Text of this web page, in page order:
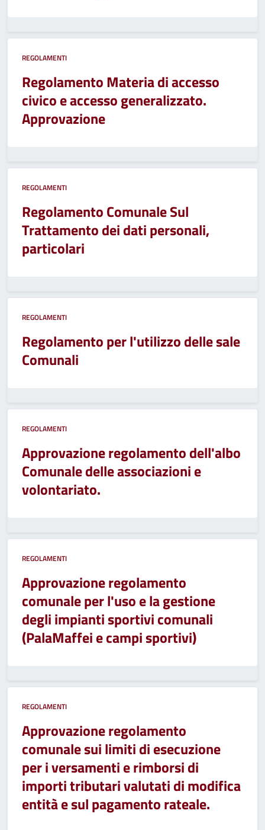
REGOLAMENTI
Regolamento Materia di accesso
civico e accesso generalizzato.
Approvazione
REGOLAMENTI
Regolamento Comunale Sul
Trattamento dei dati personali,
particolari
REGOLAMENTI
Regolamento per l'utilizzo delle sale
Comunali
REGOLAMENTI
Approvazione regolamento dell'albo
Comunale delle associazioni e
volontariato.
REGOLAMENTI
Approvazione regolamento
comunale per l'uso e la gestione
degli impianti sportivi comunali
(PalaMaffei e campi sportivi)
REGOLAMENTI
Approvazione regolamento
comunale sui limiti di esecuzione
per i versamenti e rimborsi di
importi tributari valutati di modifica
entità e sul pagamento rateale.